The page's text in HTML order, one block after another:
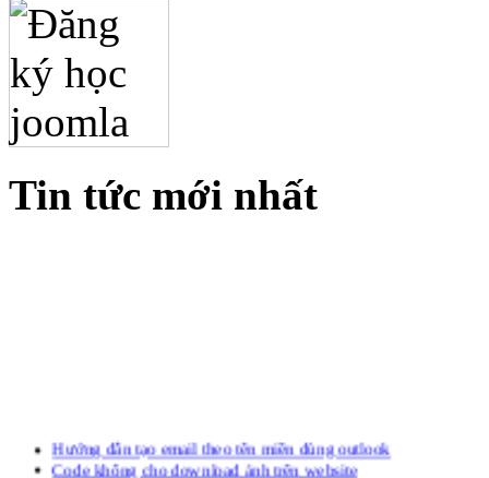
Tin tức mới nhất
Code không cho download ảnh trên website